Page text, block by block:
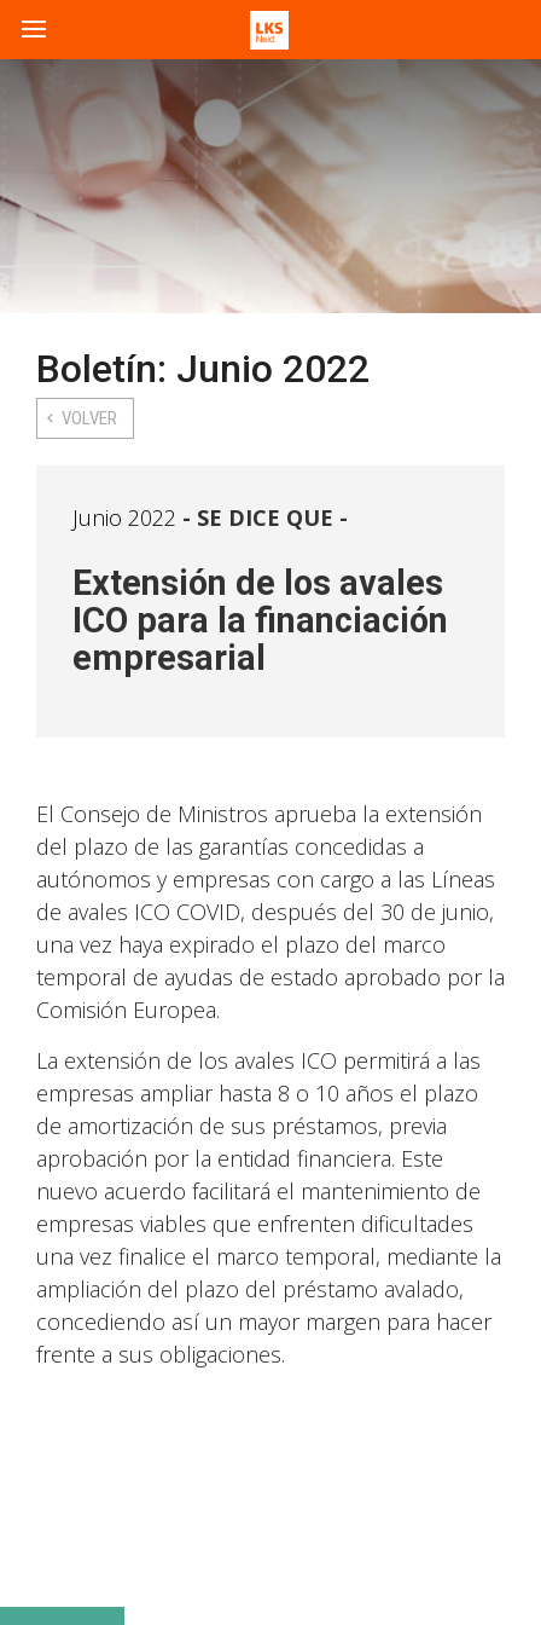
Boletín: Junio 2022
VOLVER
Junio 2022 SE DICE QUE -
Extensión de los avales
ICO para la financiación
empresarial
El Consejo de Ministros aprueba la extensión
del plazo de las garantías concedidas a
autónomos y empresas con cargo a las Líneas
de avales ICO COVID, después del 30 de junio,
una vez haya expirado el plazo del marco
temporal de ayudas de estado aprobado por la
Comisión Europea.
La extensión de los avales ICO permitirá a las
empresas ampliar hasta 8 o 10 años el plazo
de amortización de sus préstamos, previa
aprobación por la entidad financiera. Este
nuevo acuerdo facilitará el mantenimiento de
empresas viables que enfrenten dificultades
una vez finalice el marco temporal, mediante la
ampliación del plazo del préstamo avalado,
concediendo así un mayor margen para hacer
frente a sus obligaciones.